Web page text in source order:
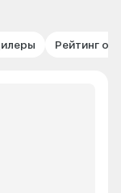
Рейтинг